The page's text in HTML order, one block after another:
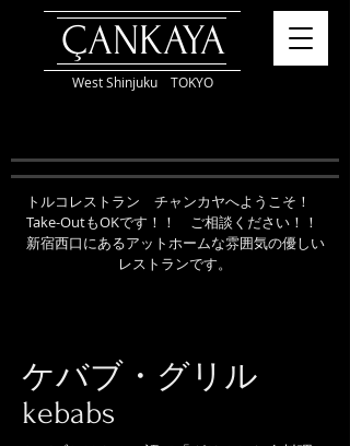
ÇANKAYA
West Shinjuku TOKYO
トルコレストラン チャンカヤへようこそ！
Take-OutもOKです！！ ご相談ください！！
新宿西口にあるアットホームな雰囲気の優しい
レストランです。
ケバブ・グリル
kebabs